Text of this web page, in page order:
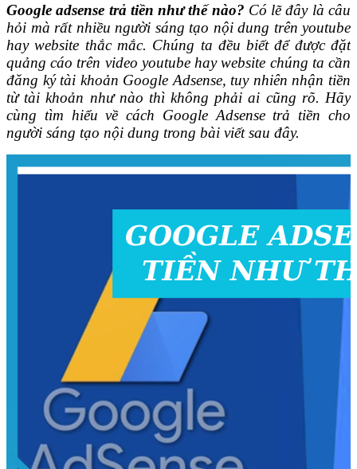
Google adsense trả tiền như thế nào? Có lẽ đây là câu
hỏi mà rất nhiều người sáng tạo nội dung trên youtube
hay website thắc mắc. Chúng ta đều biết để được đặt
quảng cáo trên video youtube hay website chúng ta cần
đăng ký tài khoản Google Adsense, tuy nhiên nhận tiền
từ tài khoản như nào thì không phải ai cũng rõ. Hãy
cùng tìm hiểu về cách Google Adsense trả tiền cho
người sáng tạo nội dung trong bài viết sau đây.